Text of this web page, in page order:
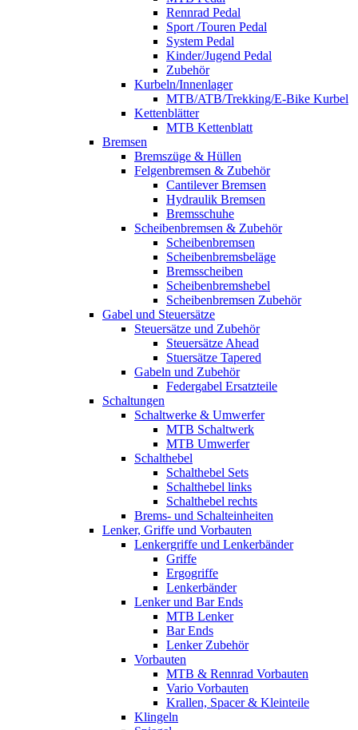
Rennrad Pedal
Sport /Touren Pedal
System Pedal
Kinder/Jugend Pedal
Zubehör
Kurbeln/Innenlager
MTB/ATB/Trekking/E-Bike Kurbel
Kettenblätter
MTB Kettenblatt
Bremsen
Bremszüge & Hüllen
Felgenbremsen & Zubehör
Cantilever Bremsen
Hydraulik Bremsen
Bremsschuhe
Scheibenbremsen & Zubehör
Scheibenbremsen
Scheibenbremsbeläge
Bremsscheiben
Scheibenbremshebel
Scheibenbremsen Zubehör
Gabel und Steuersätze
Steuersätze und Zubehör
Steuersätze Ahead
Stuersätze Tapered
Gabeln und Zubehör
Federgabel Ersatzteile
Schaltungen
Schaltwerke & Umwerfer
MTB Schaltwerk
MTB Umwerfer
Schalthebel
Schalthebel Sets
Schalthebel links
Schalthebel rechts
Brems- und Schalteinheiten
Lenker, Griffe und Vorbauten
Lenkergriffe und Lenkerbänder
Griffe
Ergogriffe
Lenkerbänder
Lenker und Bar Ends
MTB Lenker
Bar Ends
Lenker Zubehör
Vorbauten
MTB & Rennrad Vorbauten
Vario Vorbauten
Krallen, Spacer & Kleinteile
Klingeln